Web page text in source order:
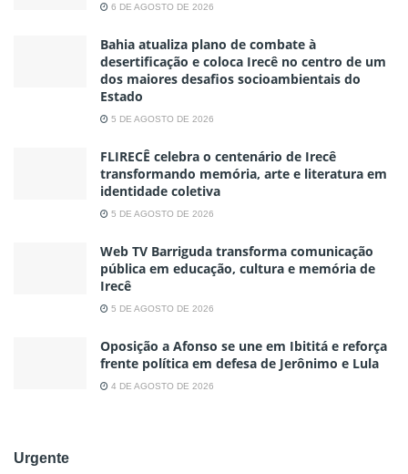
6 DE AGOSTO DE 2026
Bahia atualiza plano de combate à
desertificação e coloca Irecê no centro de um
dos maiores desafios socioambientais do
Estado
5 DE AGOSTO DE 2026
FLIRECÊ celebra o centenário de Irecê
transformando memória, arte e literatura em
identidade coletiva
5 DE AGOSTO DE 2026
Web TV Barriguda transforma comunicação
pública em educação, cultura e memória de
Irecê
5 DE AGOSTO DE 2026
Oposição a Afonso se une em Ibititá e reforça
frente política em defesa de Jerônimo e Lula
4 DE AGOSTO DE 2026
Urgente